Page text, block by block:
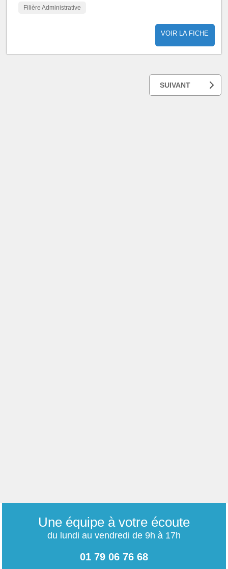
Filière Administrative
VOIR LA FICHE
SUIVANT
Une équipe à votre écoute
du lundi au vendredi de 9h à 17h
01 79 06 76 68